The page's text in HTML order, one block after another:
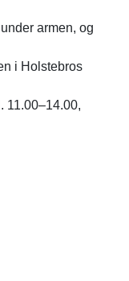
armen, og
i Holstebros
11.00–14.00,